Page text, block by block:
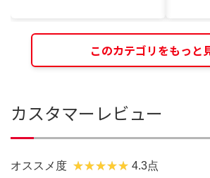
このカテゴリをもっと
カスタマーレビュー
オススメ度 4.3点